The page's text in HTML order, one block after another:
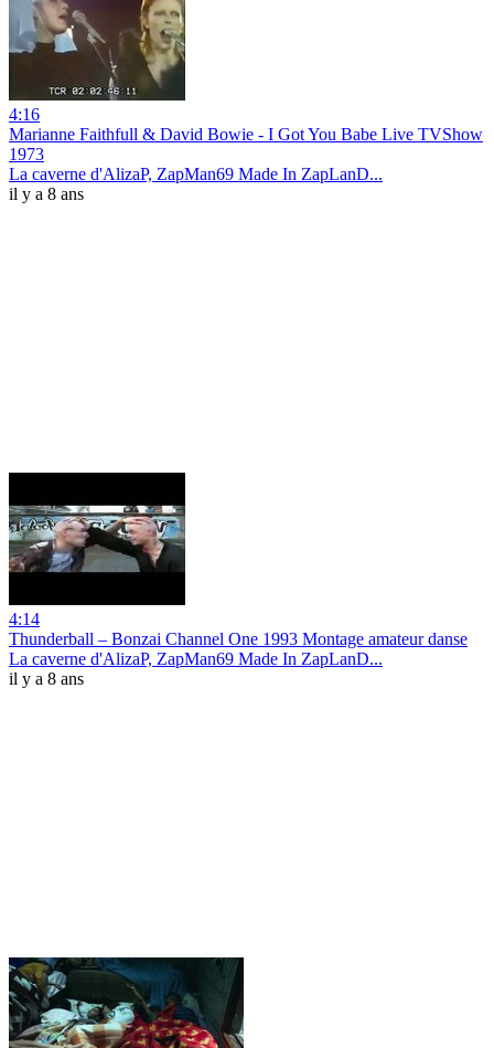
4:16
Marianne Faithfull & David Bowie - I Got You Babe Live TVShow
1973
La caverne d'AlizaP, ZapMan69 Made In ZapLanD...
il y a 8 ans
4:14
Thunderball ‎– Bonzai Channel One 1993 Montage amateur danse
La caverne d'AlizaP, ZapMan69 Made In ZapLanD...
il y a 8 ans